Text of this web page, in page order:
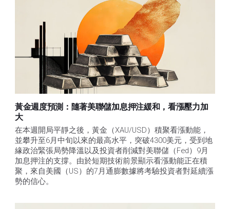
黃金週度預測：隨著美聯儲加息押注緩和，看漲壓力加
大
在本週開局平靜之後，黃金（XAU/USD）積聚看漲動能，
並攀升至6月中旬以來的最高水平，突破4300美元，受到地
緣政治緊張局勢降溫以及投資者削減對美聯儲（Fed）9月
加息押注的支撐。由於短期技術前景顯示看漲動能正在積
聚，來自美國（US）的7月通膨數據將考驗投資者對延續漲
勢的信心。